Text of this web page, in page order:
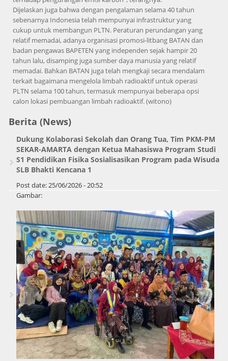
Dijelaskan juga bahwa dengan pengalaman selama 40 tahun
sebenarnya Indonesia telah mempunyai infrastruktur yang
cukup untuk membangun PLTN. Peraturan perundangan yang
relatif memadai, adanya organisasi promosi-litbang BATAN dan
badan pengawas BAPETEN yang independen sejak hampir 20
tahun lalu, disamping juga sumber daya manusia yang relatif
memadai. Bahkan BATAN juga telah mengkaji secara mendalam
terkait bagaimana mengelola limbah radioaktif untuk operasi
PLTN selama 100 tahun, termasuk mempunyai beberapa opsi
calon lokasi pembuangan limbah radioaktif. (witono)
Berita (News)
Dukung Kolaborasi Sekolah dan Orang Tua, Tim PKM-PM
SEKAR-AMARTA dengan Ketua Mahasiswa Program Studi
S1 Pendidikan Fisika Sosialisasikan Program pada Wisuda
SLB Bhakti Kencana 1
Post date:25/06/2026 - 20:52
Gambar: